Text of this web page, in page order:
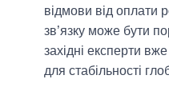
відмови від оплати
зв’язку може бути
західні експерти
для стабільності